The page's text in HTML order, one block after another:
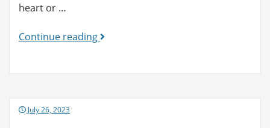
heart or …
Continue reading7/27/23
PostedJuly 26, 2023